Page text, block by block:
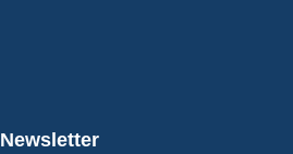
Newsletter